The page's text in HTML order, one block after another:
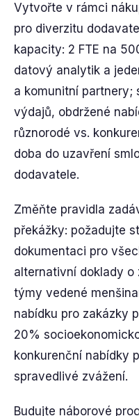
Vytvořte v rámci
pro diverzitu
kapacity: 2 FTE na
datový analytik a
a komunitní partnery;
výdajů, obdržené
různorodé vs.
doba do uzavření
dodavatele.
Změňte pravidla
překážky: požadujte
dokumentaci pro
alternativní doklady
týmy vedené
nabídku pro zakázky
20%
konkurenční nabídky
spravedlivé zvážení.
Budujte náborové